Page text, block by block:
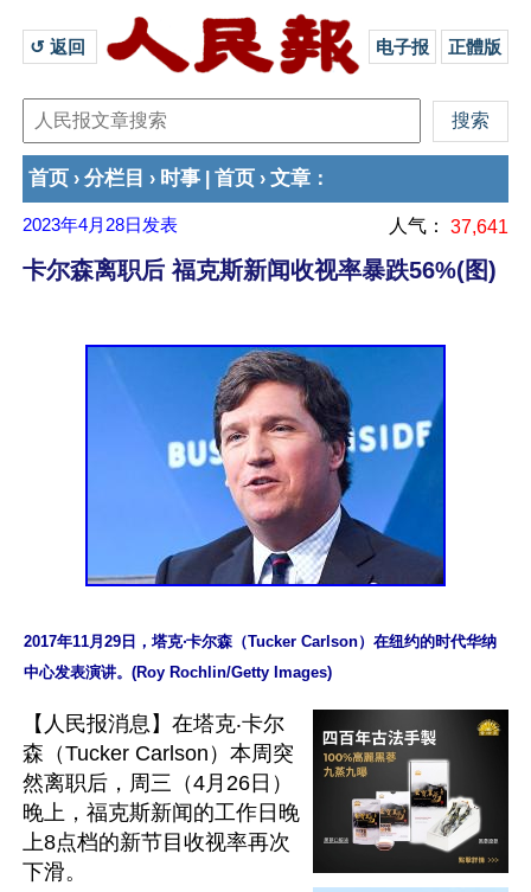
↺ 返回 电子报 正體版
首页 › 分栏目 › 时事 首页 › 文章 ：
2023年4月28日 发表 人气： 37,641
卡尔森离职后 福克斯新闻收视率暴跌56%(图)
2017年11月29日，塔克‧卡尔森（Tucker Carlson）在纽约的时代华纳
中心发表演讲。(Roy Rochlin/Getty Images)
【人民报消息】在塔克‧卡尔
森（Tucker Carlson）本周突
然离职后，周三（4月26日）
晚上，福克斯新闻的工作日晚
上8点档的新节目收视率再次
下滑。